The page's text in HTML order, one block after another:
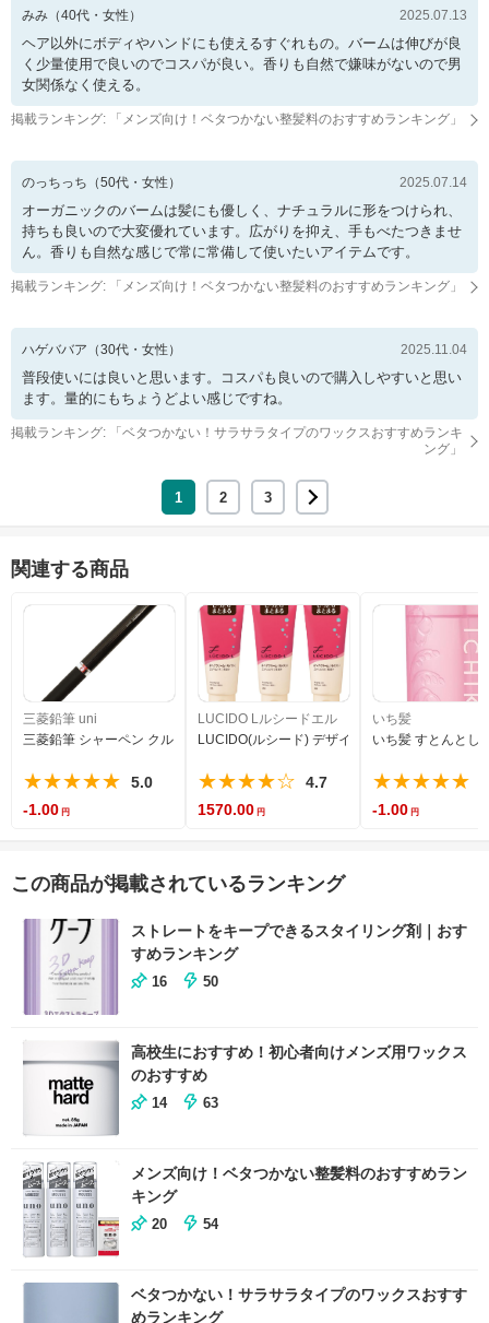
みみ （40代・ 女性 ） 2025.07.13
ヘア以外にボディやハンドにも使えるすぐれもの。バームは伸びが良
く少量使用で良いのでコスパが良い。香りも自然で嫌味がないので男
女関係なく使える。
掲載ランキング: 「 メンズ向け！ベタつかない整髪料のおすすめランキング 」
のっちっち （50代・ 女性 ） 2025.07.14
オーガニックのバームは髪にも優しく、ナチュラルに形をつけられ、
持ちも良いので大変優れています。広がりを抑え、手もべたつきませ
ん。香りも自然な感じで常に常備して使いたいアイテムです。
掲載ランキング: 「 メンズ向け！ベタつかない整髪料のおすすめランキング 」
ハゲババア （30代・ 女性 ） 2025.11.04
普段使いには良いと思います。コスパも良いので購入しやすいと思い
ます。量的にもちょうどよい感じですね。
掲載ランキング: 「 ベタつかない！サラサラタイプのワックスおすすめランキ
ング 」
1 2 3
関連する商品
三菱鉛筆 uni
三菱鉛筆 シャーペン クルトガ 0.5 ラバーグリップ ブラック M56561P.24
★★★★★
5.0
-1.00
LUCIDO Lルシードエル
LUCIDO(ルシード) デザイニングチューブ#ヘア
★★★★☆
4.7
1570.00
いち髪
いち髪 すとんとし
★★★★★
-1.00
この商品が掲載されているランキング
ストレートをキープできるスタイリング剤｜おす
すめランキング
16 50
高校生におすすめ！初心者向けメンズ用ワックス
のおすすめ
14 63
メンズ向け！ベタつかない整髪料のおすすめラン
キング
20 54
ベタつかない！サラサラタイプのワックスおすす
めランキング